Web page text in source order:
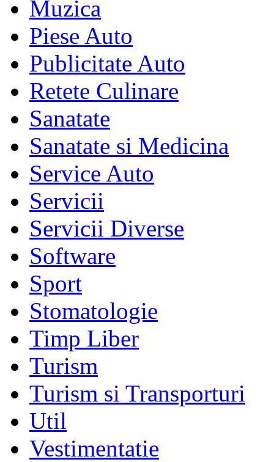
Muzica
Piese Auto
Publicitate Auto
Retete Culinare
Sanatate
Sanatate si Medicina
Service Auto
Servicii
Servicii Diverse
Software
Sport
Stomatologie
Timp Liber
Turism
Turism si Transporturi
Util
Vestimentatie